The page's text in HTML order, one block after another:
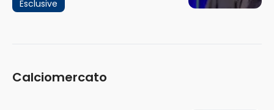
Ho verificato…” (AUDIO)
Esclusive
Calciomercato